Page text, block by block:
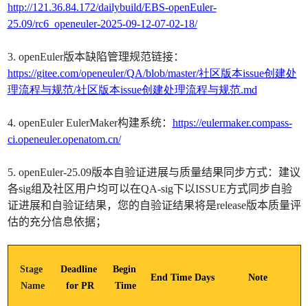
http://121.36.84.172/dailybuild/EBS-openEuler-
25.09/rc6_openeuler-2025-09-12-07-02-18/
3. openEuler版本缺陷管理规范链接：
https://gitee.com/openeuler/QA/blob/master/社区版本issue创建处
理流程与规范/社区版本issue创建处理流程与规范.md
4. openEuler EulerMaker构建系统： https://eulermaker.compass-
ci.openeuler.openatom.cn/
5. openEuler-25.09版本自验证进展与质量结果同步方式：建议
各sig组及社区用户均可以在QA-sig下以ISSUE方式同步自验
证进展和自验证结果，您的自验证结果将是release版本质量评
估的充分信息依据；
Stage
Name
Deadline
for PR
Begin
Time
End Time Days Note